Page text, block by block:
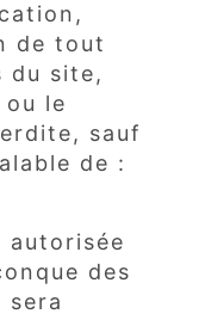
de tout
du site,
le
sauf
de :
des
sera